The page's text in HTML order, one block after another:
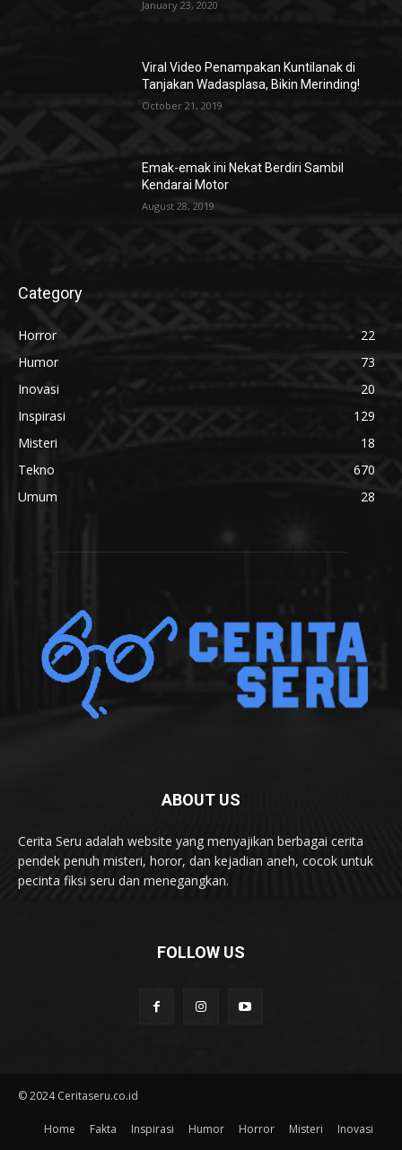
January 23, 2020
Viral Video Penampakan Kuntilanak di
Tanjakan Wadasplasa, Bikin Merinding!
October 21, 2019
Emak-emak ini Nekat Berdiri Sambil
Kendarai Motor
August 28, 2019
Category
Horror
22
Humor
73
Inovasi
20
Inspirasi
129
Misteri
18
Tekno
670
Umum
28
ABOUT US
Cerita Seru adalah website yang menyajikan berbagai cerita
pendek penuh misteri, horor, dan kejadian aneh, cocok untuk
pecinta fiksi seru dan menegangkan.
FOLLOW US
© 2024 Ceritaseru.co.id
Home Fakta Inspirasi Humor Horror Misteri Inovasi